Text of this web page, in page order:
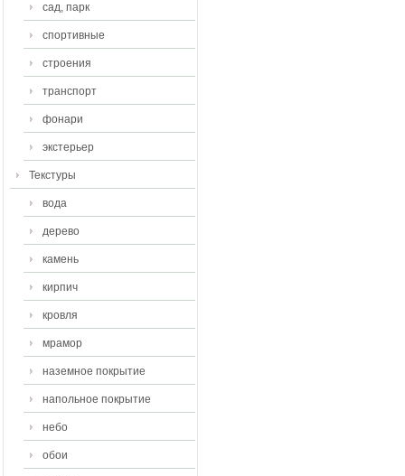
сад, парк
спортивные
строения
транспорт
фонари
экстерьер
Текстуры
вода
дерево
камень
кирпич
кровля
мрамор
наземное покрытие
напольное покрытие
небо
обои